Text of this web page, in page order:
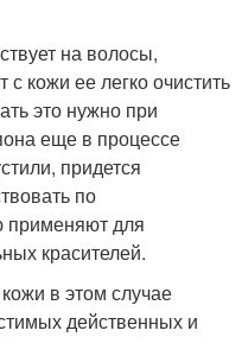
на волосы,
кожи ее легко очистить
это нужно при
еще в процессе
придется
по
применяют для
красителей.
в этом случае
действенных и